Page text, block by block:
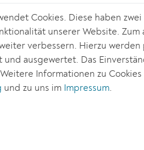
5916 x 4072 Px
2.23 MB
Cookies. Diese haben
unserer Website.
verbessern. Hierzu
und ausgewertet. Das
Informationen zu
und zu uns im Impressum.